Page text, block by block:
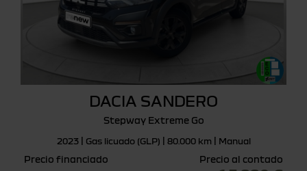
DACIA SANDERO
Stepway Extreme Go
2023 | Gas licuado (GLP) | 80.000 km | Manual
Precio financiado Precio al contado